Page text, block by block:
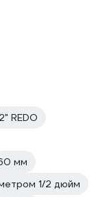
REDO
мм
1/2 дюйм